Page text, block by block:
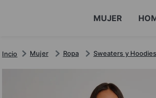
MUJER
Mujer Ropa Sweaters y Hoodies